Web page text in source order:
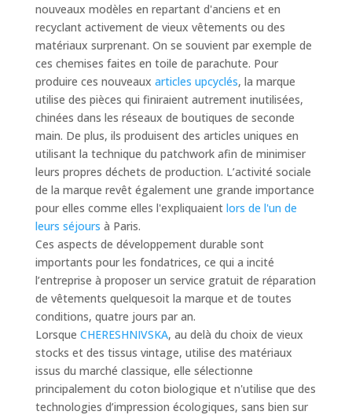
nouveaux modèles en repartant d'anciens et en
recyclant activement de vieux vêtements ou des
matériaux surprenant. On se souvient par exemple de
ces chemises faites en toile de parachute. Pour
produire ces nouveaux articles upcyclés, la marque
utilise des pièces qui finiraient autrement inutilisées,
chinées dans les réseaux de boutiques de seconde
main. De plus, ils produisent des articles uniques en
utilisant la technique du patchwork afin de minimiser
leurs propres déchets de production. L’activité sociale
de la marque revêt également une grande importance
pour elles comme elles l'expliquaient lors de l'un de
leurs séjours à Paris.
Ces aspects de développement durable sont
importants pour les fondatrices, ce qui a incité
l’entreprise à proposer un service gratuit de réparation
de vêtements quelquesoit la marque et de toutes
conditions, quatre jours par an.
Lorsque CHERESHNIVSKA, au delà du choix de vieux
stocks et des tissus vintage, utilise des matériaux
issus du marché classique, elle sélectionne
principalement du coton biologique et n'utilise que des
technologies d’impression écologiques, sans bien sur